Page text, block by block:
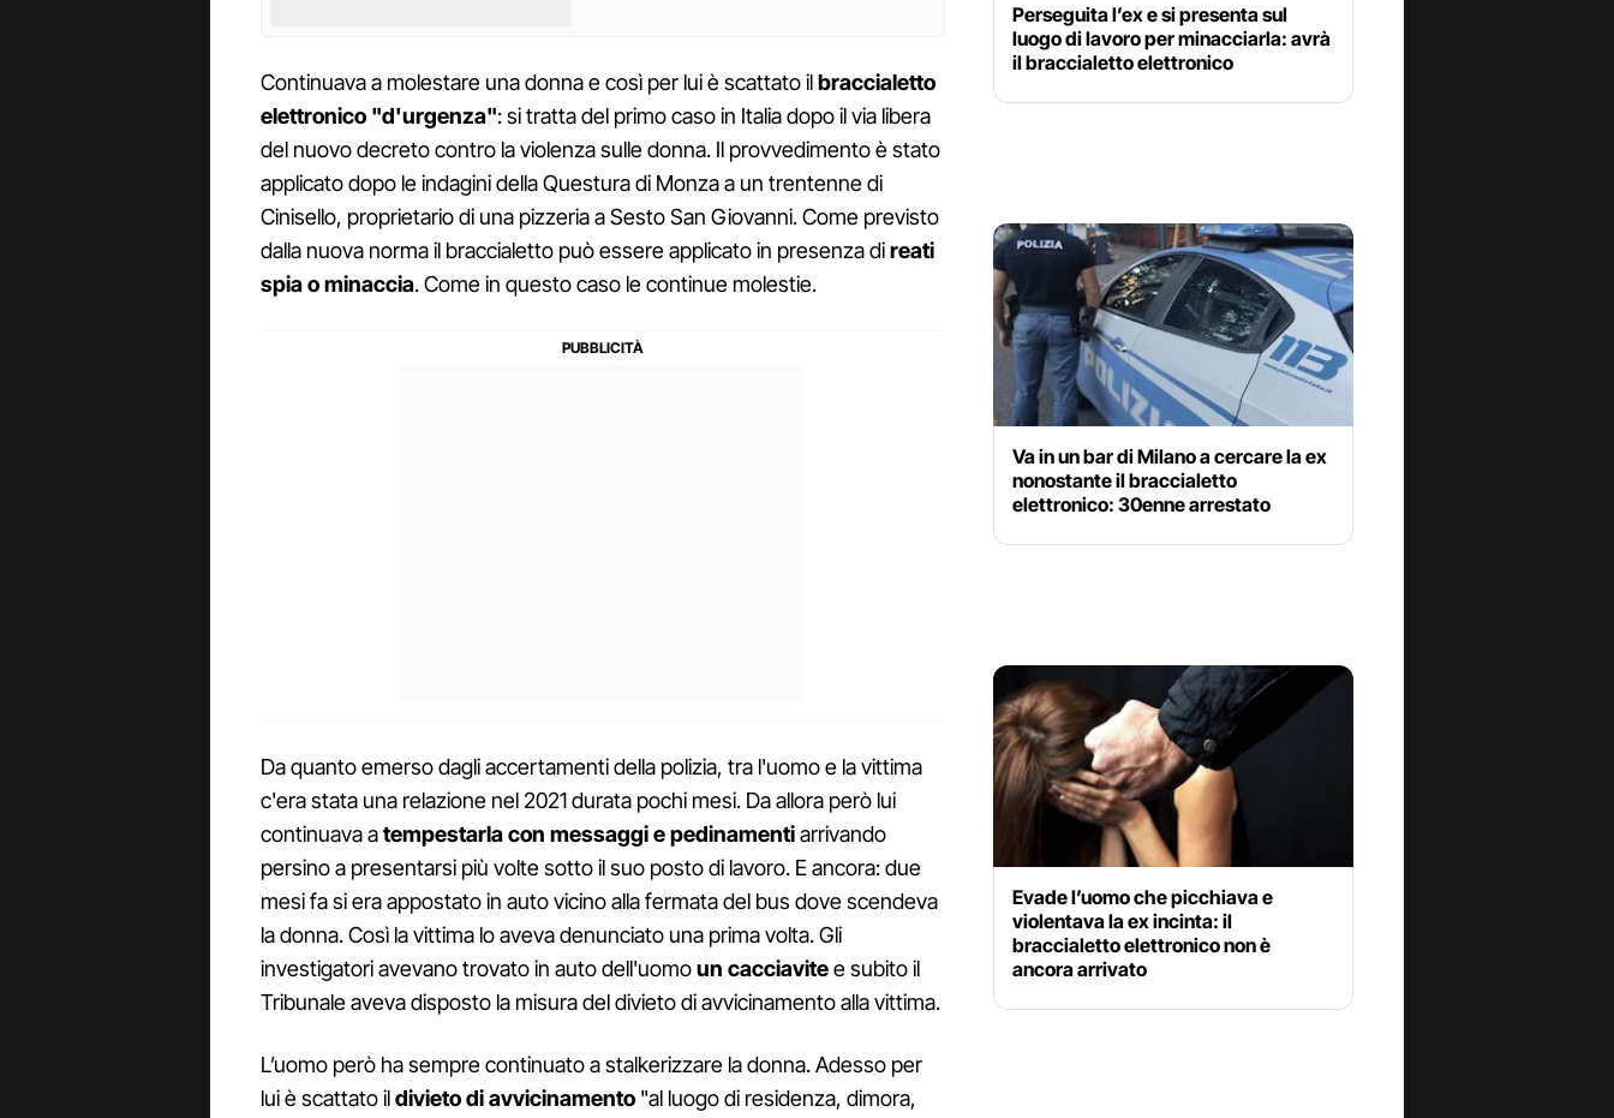
Continuava a molestare una donna e così per lui è scattato ilbraccialetto
elettronico "d'urgenza": si tratta del primo caso in Italia dopo il via libera
del nuovo decreto contro la violenza sulle donna. Il provvedimento è stato
applicato dopo le indagini della Questura di Monza a un trentenne di
Cinisello, proprietario di una pizzeria a Sesto San Giovanni. Come previsto
dalla nuova norma il braccialetto può essere applicato in presenza direati
spia o minaccia. Come in questo caso le continue molestie.
Da quanto emerso dagli accertamenti della polizia, tra l'uomo e la vittima
c'era stata una relazione nel 2021 durata pochi mesi. Da allora però lui
continuava atempestarla con messaggi e pedinamentiarrivando
persino a presentarsi più volte sotto il suo posto di lavoro. E ancora: due
mesi fa si era appostato in auto vicino alla fermata del bus dove scendeva
la donna. Così la vittima lo aveva denunciato una prima volta. Gli
investigatori avevano trovato in auto dell'uomoun cacciavitee subito il
Tribunale aveva disposto la misura del divieto di avvicinamento alla vittima.
L’uomo però ha sempre continuato a stalkerizzare la donna. Adesso per
lui è scattato ildivieto di avvicinamento "al luogo di residenza, dimora,
Perseguita l’ex e si presenta sul
luogo di lavoro per minacciarla: avrà
il braccialetto elettronico
Va in un bar di Milano a cercare la ex
nonostante il braccialetto
elettronico: 30enne arrestato
Evade l’uomo che picchiava e
violentava la ex incinta: il
braccialetto elettronico non è
ancora arrivato